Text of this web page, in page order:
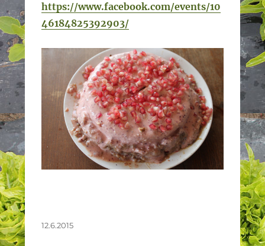
https://www.facebook.com/events/10
46184825392903/
Julkaistu
12.6.2015